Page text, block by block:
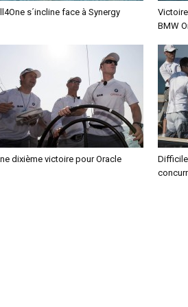
s´incline face à Synergy
BMW
dixième victoire pour Oracle